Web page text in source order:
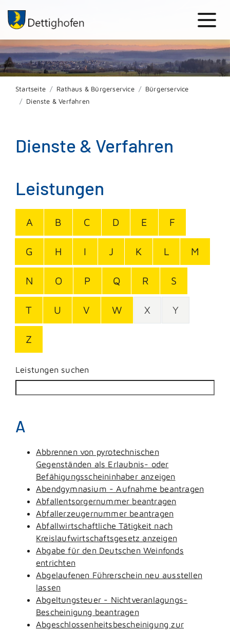
Startseite Rathaus & Bürgerservice
Bürgerservice
Dienste & Verfahren
Dienste & Verfahren
Leistungen
A B C D E F
G H I J K L M
N O P Q R S
T U V W X Y
Z
Leistungen suchen
A
Abbrennen von pyrotechnischen
Gegenständen als Erlaubnis- oder
Befähigungsscheininhaber anzeigen
Abendgymnasium - Aufnahme beantragen
Abfallentsorgernummer beantragen
Abfallerzeugernummer beantragen
Abfallwirtschaftliche Tätigkeit nach
Kreislaufwirtschaftsgesetz anzeigen
Abgabe für den Deutschen Weinfonds
entrichten
Abgelaufenen Führerschein neu ausstellen
lassen
Abgeltungsteuer - Nichtveranlagungs-
Bescheinigung beantragen
Abgeschlossenheitsbescheinigung zur